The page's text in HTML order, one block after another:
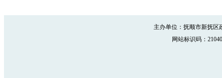
主办单位：抚顺市新抚
网站标识码：